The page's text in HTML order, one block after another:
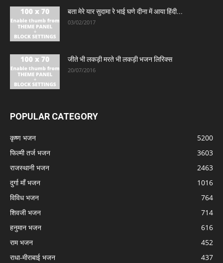
बता मेरे यार सुदामा रे भाई घणे दीना में आया हिंदी...
03/02/2017
जीते भी लकड़ी मरते भी लकड़ी भजन लिरिक्स
20/07/2016
POPULAR CATEGORY
कृष्ण भजन
5200
फिल्मी तर्ज भजन
3603
राजस्थानी भजन
2463
दुर्गा माँ भजन
1016
विविध भजन
764
शिवजी भजन
714
हनुमान भजन
616
राम भजन
452
राधा-मीराबाई भजन
437